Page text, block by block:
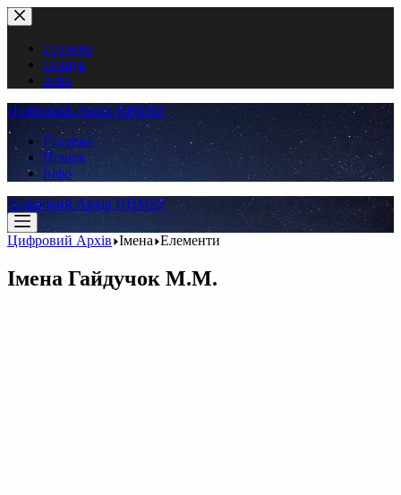
Перейти
до
вмістуГоловна
Пошук
Інфо
Цифровий Архів ННМБУ
Головна
Пошук
Інфо
Цифровий Архів ННМБУ
Цифровий Архів Імена Елементи
Імена Гайдучок М.М.